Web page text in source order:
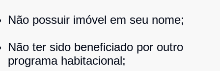
Não possuir imóvel em seu nome;
Não ter sido beneficiado por outro
programa habitacional;